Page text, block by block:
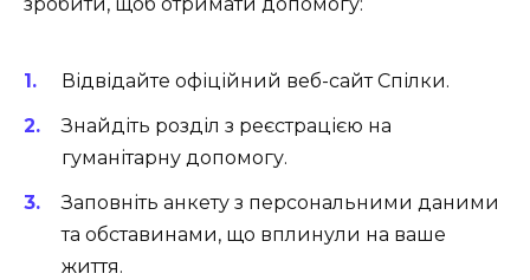
Відвідайте офіційний веб-сайт Спілки.
Знайдіть розділ з реєстрацією на
гуманітарну допомогу.
Заповніть анкету з персональними даними
та обставинами, що вплинули на ваше
життя.